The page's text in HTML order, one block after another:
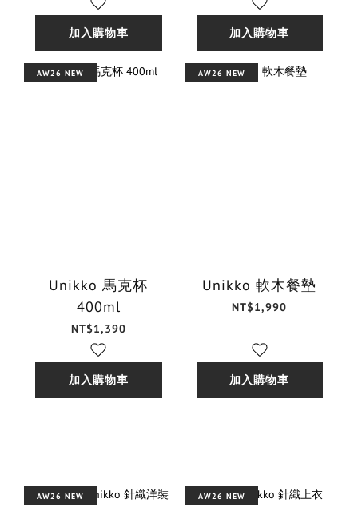
加入購物車 加入購物車
AW26 NEW
Unikko 馬克杯
400ml
NT$1,390
加入購物車
AW26 NEW
Unikko 軟木餐墊
NT$1,990
加入購物車
AW26 NEW AW26 NEW